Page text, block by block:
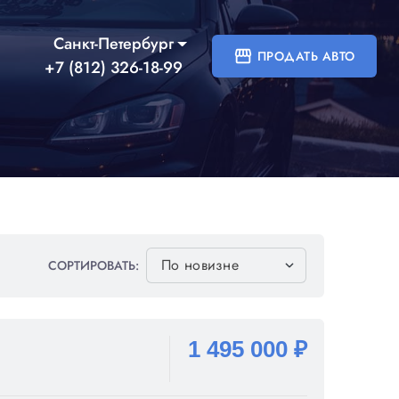
Санкт-Петербург
+7 (812) 326-18-99
storefront ПРОДАТЬ АВТО
СОРТИРОВАТЬ:
1 495 000 ₽